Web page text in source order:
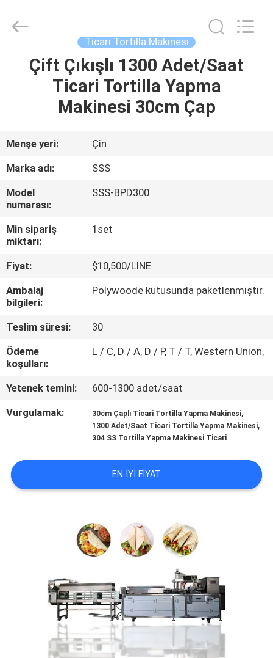
EVDE
VIDEOLAR
HAKKIMIZDA
FABRIKA
TURU
KALITE
KONTROLÜ
BIZIMLE
İLETIŞIM
BIR
İSTE
POLICY
Technology
Ticari Tortilla Makinesi
Çift Çıkışlı 1300 Adet/Saat
Ticari Tortilla Yapma
Makinesi 30cm Çap
Menşe yeri:
Çin
Marka adı:
SSS
Model
numarası:
SSS-BPD300
Min sipariş
miktarı:
1set
Fiyat:
$10,500/LINE
Ambalaj
bilgileri:
Polywoode kutusunda paketlenmiştir.
Teslim süresi:
30
Ödeme
koşulları:
L / C, D / A, D / P, T / T, Western Union,
Yetenek temini:
600-1300 adet/saat
Vurgulamak:
30cm Çaplı Ticari Tortilla Yapma Makinesi,
1300 Adet/Saat Ticari Tortilla Yapma Makinesi,
304 SS Tortilla Yapma Makinesi Ticari
EN IYI FIYAT